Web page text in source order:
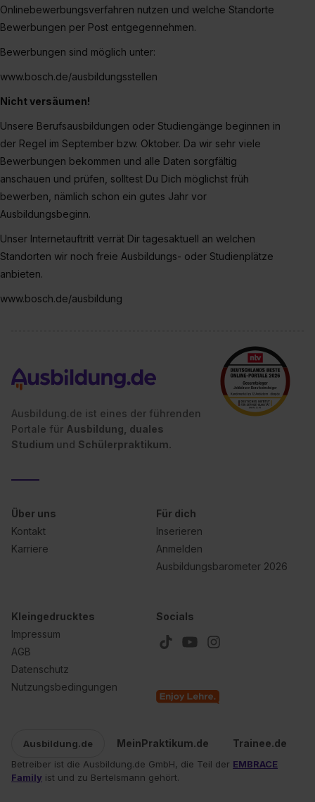
Onlinebewerbungsverfahren nutzen und welche Standorte
Bewerbungen per Post entgegennehmen.
Bewerbungen sind möglich unter:
www.bosch.de/ausbildungsstellen
Nicht versäumen!
Unsere Berufsausbildungen oder Studiengänge beginnen in
der Regel im September bzw. Oktober. Da wir sehr viele
Bewerbungen bekommen und alle Daten sorgfältig
anschauen und prüfen, solltest Du Dich möglichst früh
bewerben, nämlich schon ein gutes Jahr vor
Ausbildungsbeginn.
Unser Internetauftritt verrät Dir tagesaktuell an welchen
Standorten wir noch freie Ausbildungs- oder Studienplätze
anbieten.
www.bosch.de/ausbildung
Ausbildung.de ist eines der führenden
Portale für Ausbildung, duales
Studium und Schülerpraktikum.
Über uns
Kontakt
Karriere
Für dich
Inserieren
Anmelden
Ausbildungsbarometer 2026
Kleingedrucktes
Impressum
AGB
Datenschutz
Nutzungsbedingungen
Socials
Ausbildung.de MeinPraktikum.de Trainee.de
Betreiber ist die Ausbildung.de GmbH, die Teil der EMBRACE
Family ist und zu Bertelsmann gehört.